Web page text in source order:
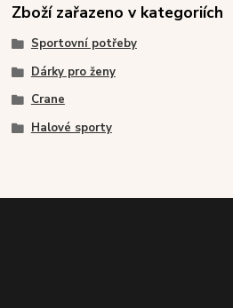
Zboží zařazeno v kategoriích
Sportovní potřeby
Dárky pro ženy
Crane
Halové sporty